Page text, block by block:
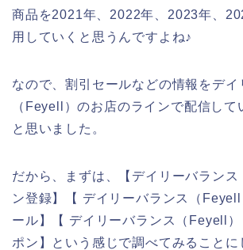
商品を2021年、2022年、2023年、
用していくと思うんですよね♪
なので、割引セールなどの情報をデイ
（Feyell）のお店のラインで配信して
と思いました。
だから、まずは、【デイリーバラン
ン登録】【 デイリーバランス（
ール】【 デイリーバランス（Feyell
ポン】という感じで調べてみることに